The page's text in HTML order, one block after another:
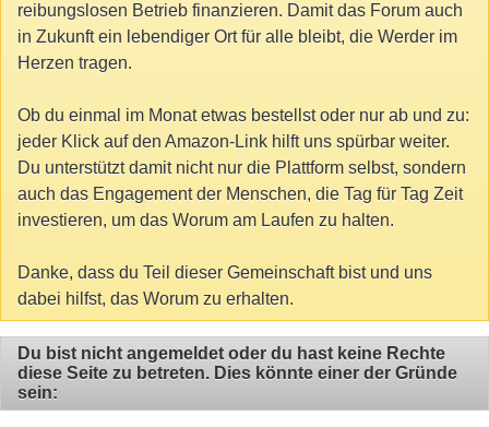
reibungslosen Betrieb finanzieren. Damit das Forum auch
in Zukunft ein lebendiger Ort für alle bleibt, die Werder im
Herzen tragen.
Ob du einmal im Monat etwas bestellst oder nur ab und zu:
jeder Klick auf den Amazon-Link hilft uns spürbar weiter.
Du unterstützt damit nicht nur die Plattform selbst, sondern
auch das Engagement der Menschen, die Tag für Tag Zeit
investieren, um das Worum am Laufen zu halten.
Danke, dass du Teil dieser Gemeinschaft bist und uns
dabei hilfst, das Worum zu erhalten.
Du bist nicht angemeldet oder du hast keine Rechte
diese Seite zu betreten. Dies könnte einer der Gründe
sein: